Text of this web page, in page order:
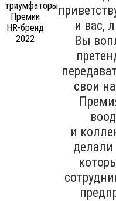
и вас,
Вы
свои
и